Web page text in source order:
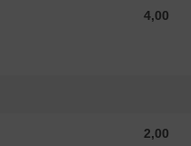
4,00
4,00 EUR
2,00
2,00 EUR